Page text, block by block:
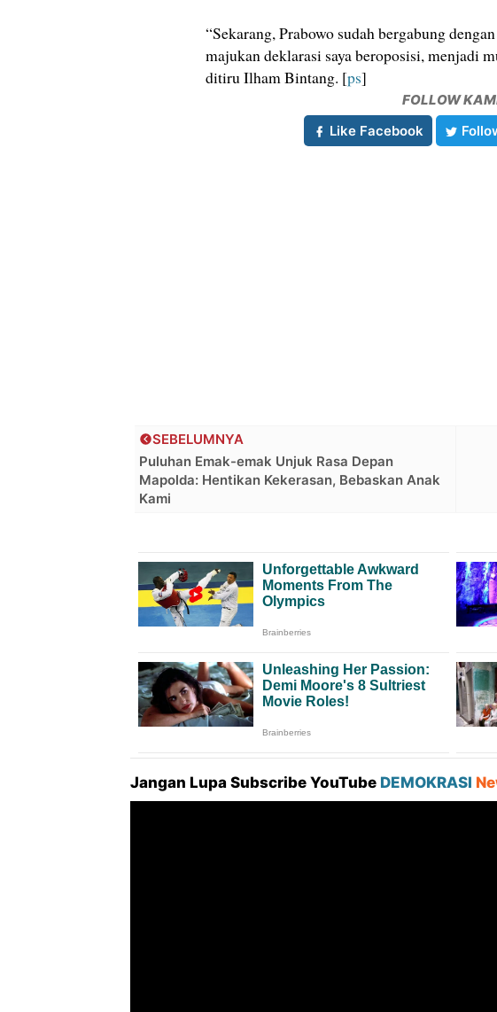
“Sekarang, Prabowo sudah bergabung
majukan deklarasi saya beroposisi, menjadi
ditiru Ilham Bintang. [ps]
FOLLOW
Like Facebook
SEBELUMNYA
Puluhan Emak-emak Unjuk Rasa Depan
Mapolda: Hentikan Kekerasan, Bebaskan Anak
Kami
Jangan Lupa Subscribe YouTube DEMOKRASI